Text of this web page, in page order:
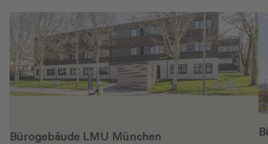
Bürogebäude LMU München